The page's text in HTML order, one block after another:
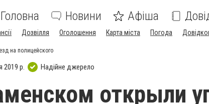
Головна Новини Афіша
Дозвілля Оголошення Карта міста Погода
на полицейского
2019 р. Надійне джерело
открыли